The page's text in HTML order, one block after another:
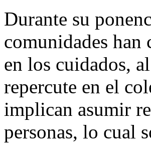
Durante su
comunidades
en los cuidados,
repercute en el
implican asumir
personas, lo cual